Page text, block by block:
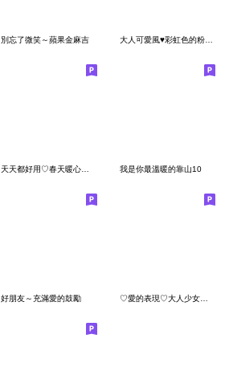
別忘了微笑～蘋果金麻吉 大人可愛風♥彩虹色的粉彩禮貌用語
我是你最溫暖的靠山10
好朋友～充滿愛的鼓勵 ♡愛的表現♡大人少女風♡【靜態】